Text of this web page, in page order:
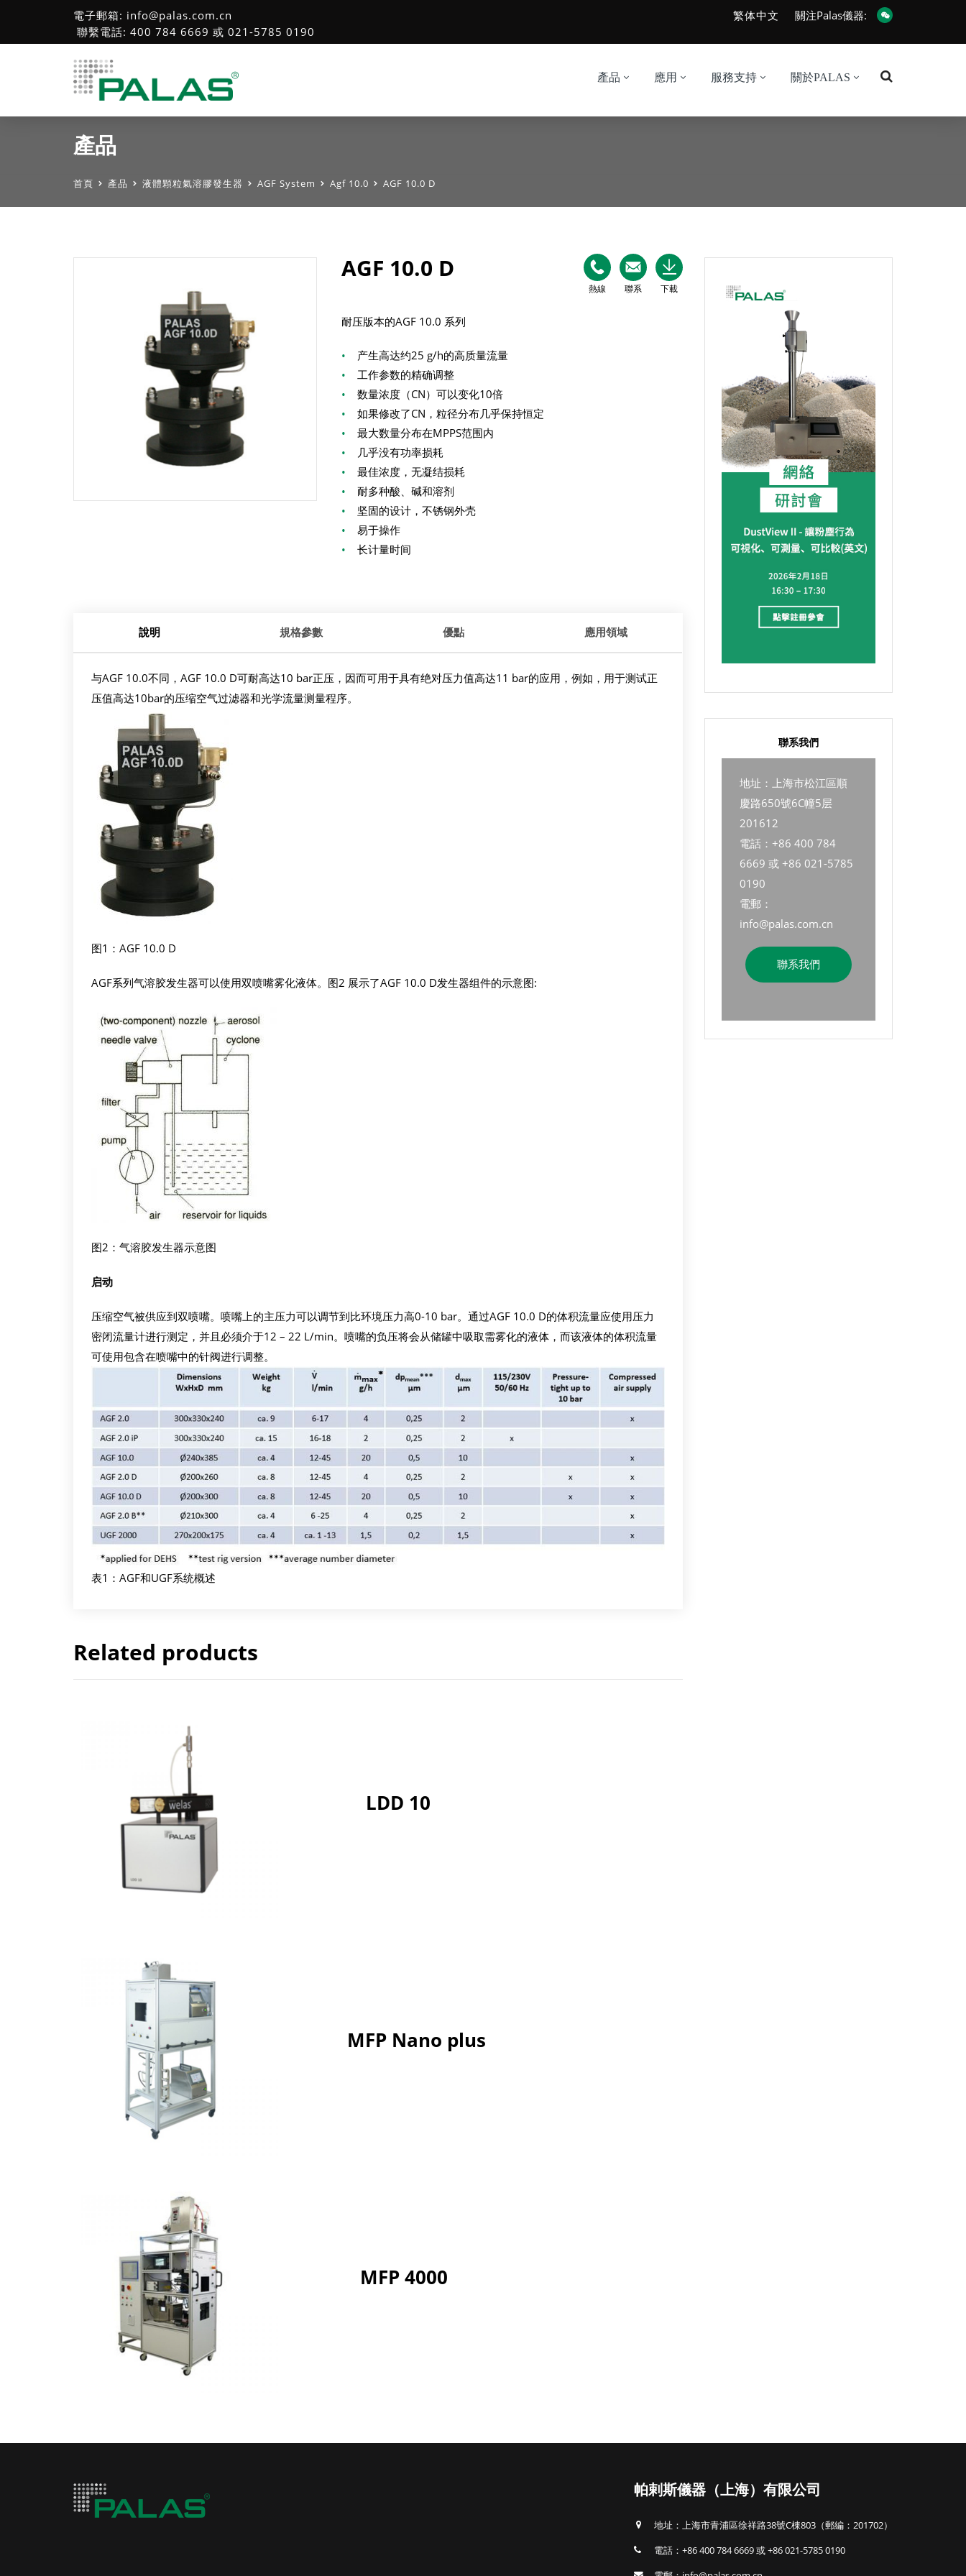
電子郵箱: info@palas.com.cn
聯繫電話: 400 784 6669 或 021-5785 0190
繁体中文 關注Palas儀器:
產品 應用 服務支持 關於PALAS
產品
首頁 產品 液體顆粒氣溶膠發生器 AGF System Agf 10.0 AGF 10.0 D
熱線 聯系 下載
AGF 10.0 D
耐压版本的AGF 10.0 系列
• 产生高达约25 g/h的高质量流量
• 工作参数的精确调整
• 数量浓度（CN）可以变化10倍
• 如果修改了CN，粒径分布几乎保持恒定
• 最大数量分布在MPPS范围内
• 几乎没有功率损耗
• 最佳浓度，无凝结损耗
• 耐多种酸、碱和溶剂
• 坚固的设计，不锈钢外壳
• 易于操作
• 长计量时间
說明 規格參數 優點 應用領域
与AGF 10.0不同，AGF 10.0 D可耐高达10 bar正压，因而可用于具有绝对压力值高达11 bar的应用，例如，用于测试正
压值高达10bar的压缩空气过滤器和光学流量测量程序。
图1：AGF 10.0 D
AGF系列气溶胶发生器可以使用双喷嘴雾化液体。图2 展示了AGF 10.0 D发生器组件的示意图:
图2：气溶胶发生器示意图
启动
压缩空气被供应到双喷嘴。喷嘴上的主压力可以调节到比环境压力高0-10 bar。通过AGF 10.0 D的体积流量应使用压力
密闭流量计进行测定，并且必须介于12 – 22 L/min。喷嘴的负压将会从储罐中吸取需雾化的液体，而该液体的体积流量
可使用包含在喷嘴中的针阀进行调整。
表1：AGF和UGF系统概述
Related products
LDD 10
MFP Nano plus
MFP 4000
聯系我們
地址：上海市松江區順
慶路650號6C幢5层
201612
電話：+86 400 784
6669 或 +86 021-5785
0190
電郵：
info@palas.com.cn
聯系我們
帕剌斯儀器（上海）有限公司
地址：上海市青浦區徐祥路38號C棟803（郵編：201702）
電話：+86 400 784 6669 或 +86 021-5785 0190